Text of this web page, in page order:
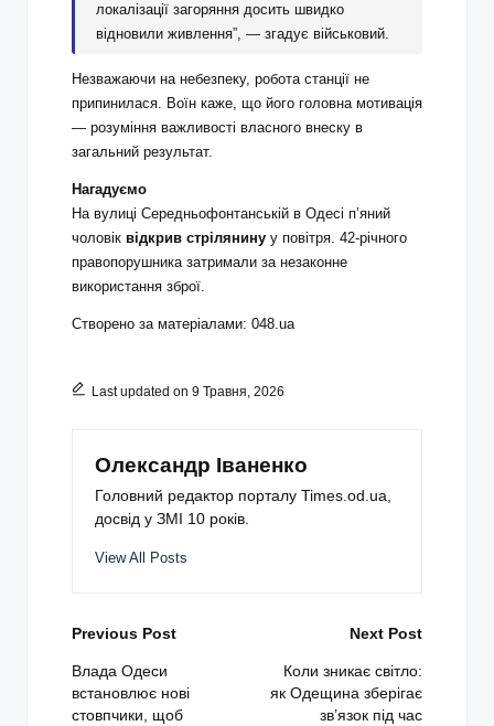
локалізації загоряння досить швидко
відновили живлення”, — згадує військовий.
Незважаючи на небезпеку, робота станції не
припинилася. Воїн каже, що його головна мотивація
— розуміння важливості власного внеску в
загальний результат.
Нагадуємо
На вулиці Середньофонтанській в Одесі п’яний
чоловік відкрив стрілянину у повітря. 42-річного
правопорушника затримали за незаконне
використання зброї.
Створено за матеріалами: 048.ua
Last updated on 9 Травня, 2026
Олександр Іваненко
Головний редактор порталу Times.od.ua,
досвід у ЗМІ 10 років.
View All Posts
Post
navigation
Previous Post
Влада Одеси
встановлює нові
стовпчики, щоб
Next Post
Коли зникає світло:
як Одещина зберігає
зв’язок під час